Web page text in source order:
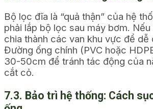
Bộ lọc đĩa là “quả thận” của hệ
phải lắp bộ lọc sau máy bơm.
chia thành các van khu vực để dễ
Đường ống chính (PVC hoặc
30-50cm để tránh tác động của
cắt cỏ.
7.3. Bảo trì hệ thống: Cách